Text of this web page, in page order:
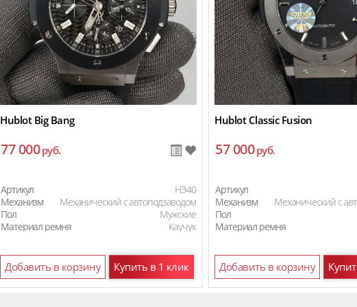
Hublot Big Bang
77 000руб.
Артикул
HЭ40
Механизм
Механический с автоподзаводом
Пол
Мужские
Материал ремня
Каучук
Добавить в корзину Купить в 1 клик
Hublot Classic Fusion
57 000руб.
Артикул
Механизм
Механический с
Пол
Материал ремня
Добавить в корзину